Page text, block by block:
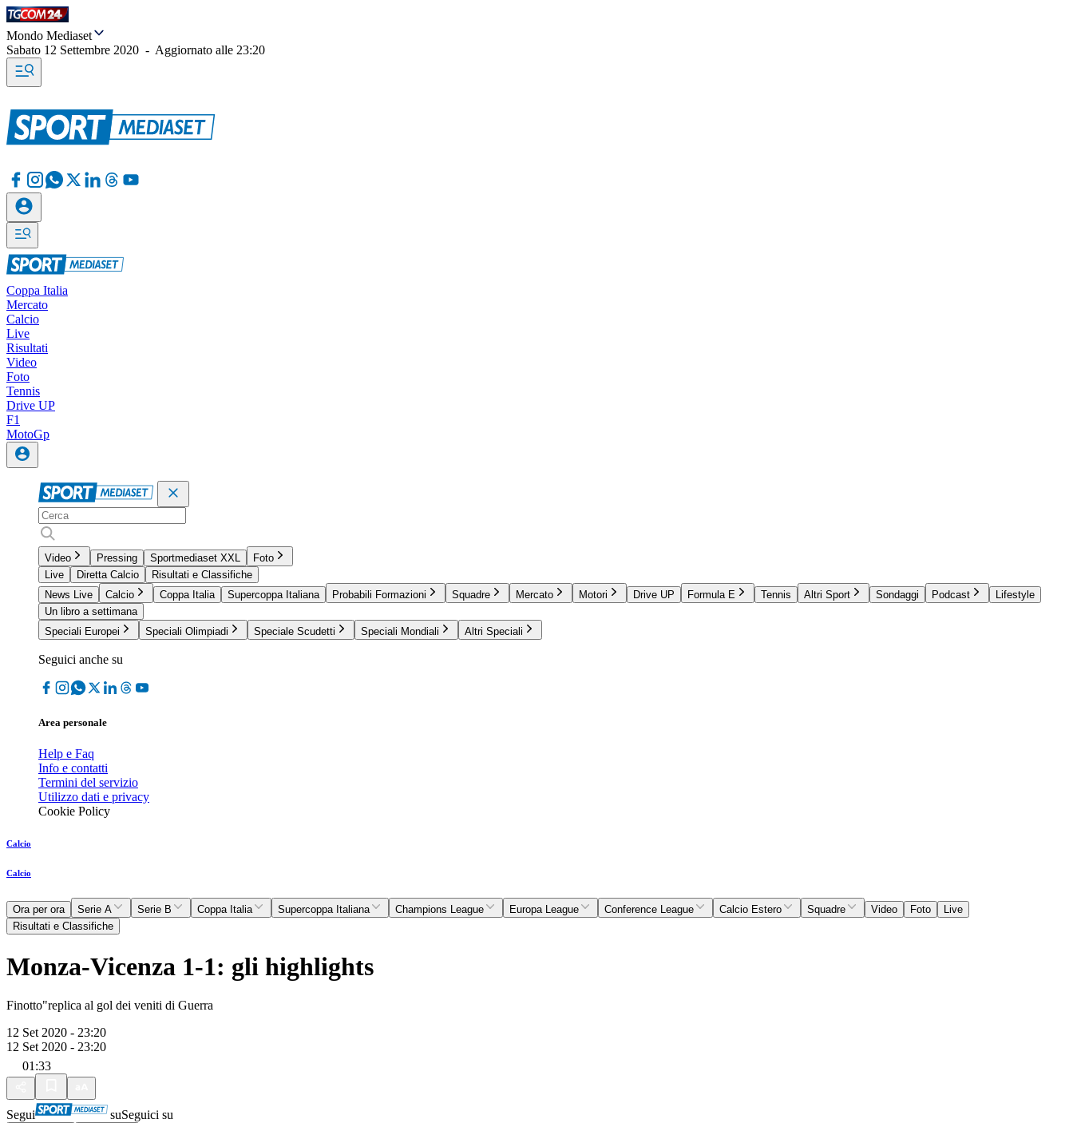
Mondo Mediaset
Sabato 12 Settembre 2020 - Aggiornato alle 23:20
Coppa Italia
Mercato
Calcio
Live
Risultati
Video
Foto
Tennis
Drive UP
F1
MotoGp
Video Pressing Sportmediaset XXL
Foto
Live
Diretta Calcio
Risultati e Classifiche
News Live
Calcio Coppa Italia Supercoppa Italiana Probabili Formazioni Squadre Mercato Motori Drive UP Formula E Tennis Altri Sport Sondaggi Podcast
Lifestyle
Un libro a settimana
Speciali Europei
Speciali Olimpiadi Speciale Scudetti Speciali Mondiali Altri Speciali
Seguici anche su
Area personale
Help e Faq
Info e contatti
Termini del servizio
Utilizzo dati e privacy
Cookie Policy
Calcio
Calcio
Ora per ora Serie A Serie B Coppa Italia Supercoppa Italiana Champions League Europa League Conference League Calcio Estero Squadre Video Foto
Live
Risultati e Classifiche
Monza-Vicenza 1-1: gli highlights
Finotto"replica al gol dei veniti di Guerra
12 Set 2020 - 23:20
12 Set 2020 - 23:20
01:33
Segui suSeguici su